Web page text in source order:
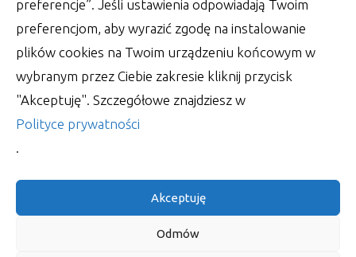
preferencje”. Jeśli ustawienia odpowiadają Twoim
preferencjom, aby wyrazić zgodę na instalowanie
plików cookies na Twoim urządzeniu końcowym w
wybranym przez Ciebie zakresie kliknij przycisk
"Akceptuję". Szczegółowe znajdziesz w
Polityce prywatności
.
Akceptuję
Odmów
Wsparcie księgowości – zadbaj o
jednolity plik kontrolny
utrzymać na dłużej jedną pracę, wypada ciągle